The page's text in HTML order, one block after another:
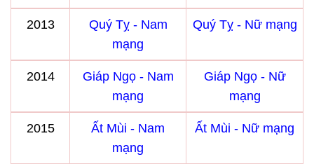
2013
Quý Tỵ - Nam
mạng
Quý Tỵ - Nữ mạng
2014
Giáp Ngọ - Nam
mạng
Giáp Ngọ - Nữ
mạng
2015
Ất Mùi - Nam
mạng
Ất Mùi - Nữ mạng